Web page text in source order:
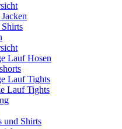
Lauf Hosen
Lauf Tights
Lauf Tights
und Shirts